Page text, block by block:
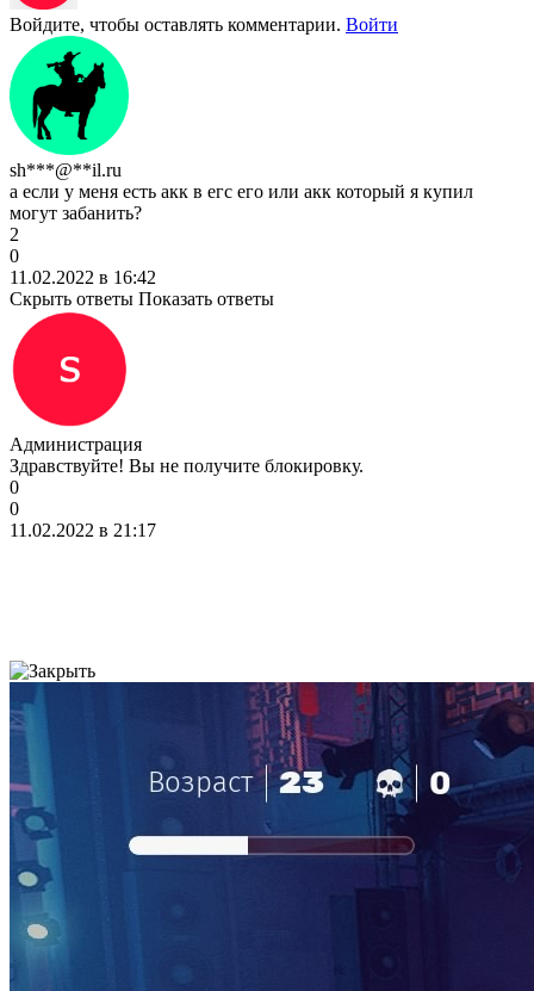
Войдите, чтобы оставлять комментарии. Войти
sh***@**il.ru
а если у меня есть акк в егс его или акк который я купил
могут забанить?
2
0
11.02.2022 в 16:42
Скрыть ответы Показать ответы
Администрация
Здравствуйте! Вы не получите блокировку.
0
0
11.02.2022 в 21:17